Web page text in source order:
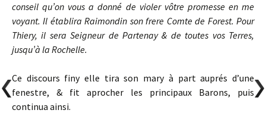
conseil qu’on vous a donné de violer vôtre promesse en me
voyant. Il établira Raimondin son frere Comte de Forest. Pour
Thiery, il sera Seigneur de Partenay & de toutes vos Terres,
jusqu’à la Rochelle.
Ce discours finy elle tira son mary à part auprés d’une
fenestre, & fit aprocher les principaux Barons, puis
continua ainsi.